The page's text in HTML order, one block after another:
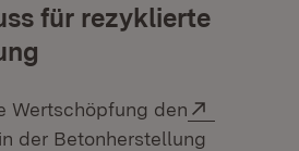
für rezyklierte
Wertschöpfung den
in neuem Fenster)
der Betonherstellung